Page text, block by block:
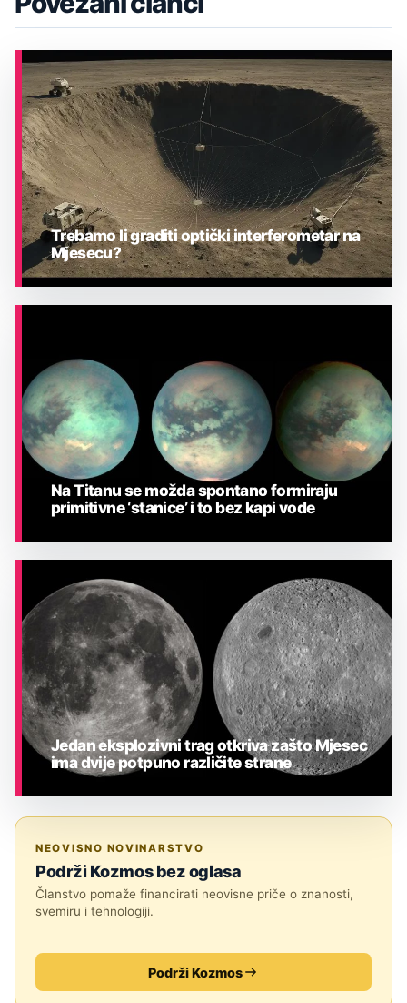
Trebamo li graditi optički interferometar na
Mjesecu?
ASTRONOMIJA
Na Titanu se možda spontano formiraju
primitivne ‘stanice’ i to bez kapi vode
Jedan eksplozivni trag otkriva zašto Mjesec
ima dvije potpuno različite strane
NEOVISNO NOVINARSTVO
Podrži Kozmos bez oglasa
Članstvo pomaže financirati neovisne priče o znanosti,
svemiru i tehnologiji.
Podrži Kozmos